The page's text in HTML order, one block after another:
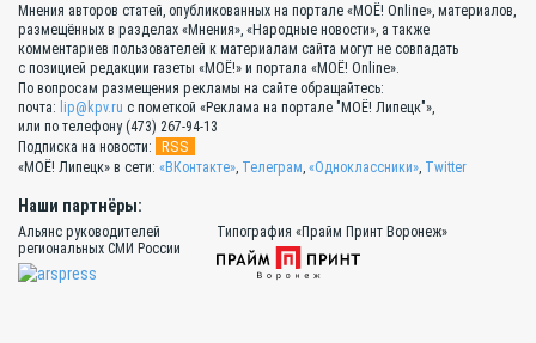
Мнения авторов статей, опубликованных на портале «МОЁ! Online», материалов,
размещённых в разделах «Мнения», «Народные новости», а также
комментариев пользователей к материалам сайта могут не совпадать
с позицией редакции газеты «МОЁ!» и портала «МОЁ! Online».
По вопросам размещения рекламы на сайте обращайтесь:
почта: lip@kpv.ru с пометкой «Реклама на портале "МОЁ! Липецк"»,
или по телефону (473) 267-94-13
Подписка на новости:
RSS
«МОЁ! Липецк» в сети: «ВКонтакте» Телеграм «Одноклассники» Twitter
Наши партнёры:
Альянс руководителей
региональных СМИ России
Типография «Прайм Принт Воронеж»